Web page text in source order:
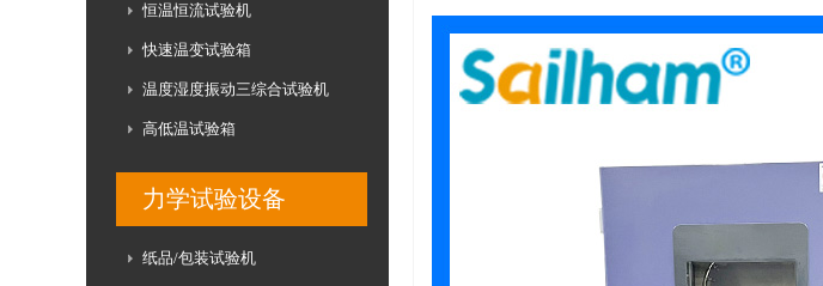
恒温恒流试验机
快速温变试验箱
温度湿度振动三综合试验机
高低温试验箱
力学试验设备
纸品/包装试验机